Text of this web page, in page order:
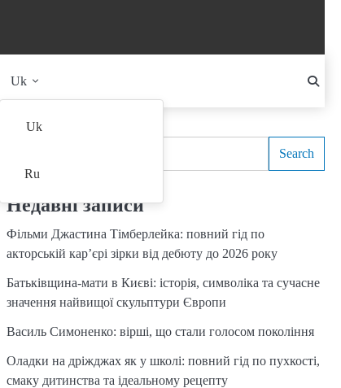
Uk
Uk
Ru
Search
Недавні записи
Фільми Джастина Тімберлейка: повний гід по
акторській кар’єрі зірки від дебюту до 2026 року
Батьківщина-мати в Києві: історія, символіка та сучасне
значення найвищої скульптури Європи
Василь Симоненко: вірші, що стали голосом покоління
Оладки на дріжджах як у школі: повний гід по пухкості,
смаку дитинства та ідеальному рецепту